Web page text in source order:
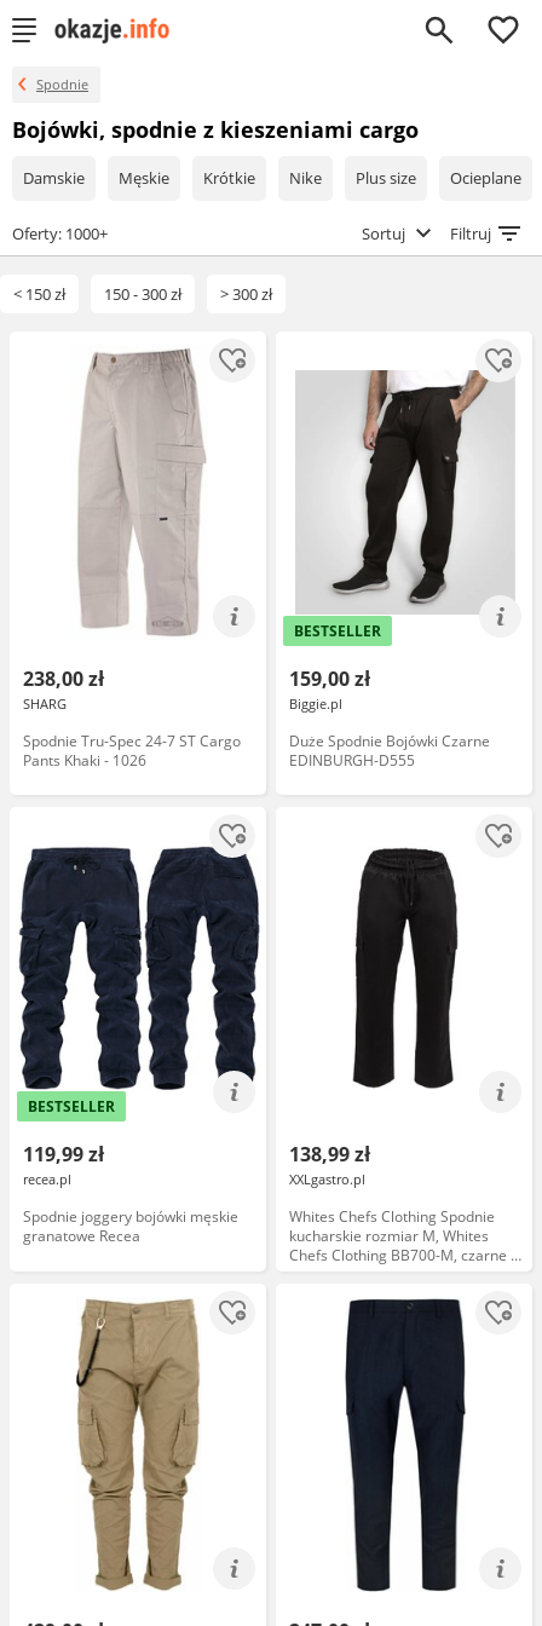
0
Spodnie
Bojówki, spodnie z kieszeniami cargo
Damskie Męskie Krótkie Nike Plus size Ocieplane
Oferty: 1000+ Sortuj Filtruj
< 150 zł 150 - 300 zł > 300 zł
238,00 zł
SHARG
Spodnie Tru-Spec 24-7 ST Cargo
Pants Khaki - 1026
BESTSELLER
159,00 zł
Biggie.pl
Duże Spodnie Bojówki Czarne
EDINBURGH-D555
BESTSELLER
119,99 zł
recea.pl
Spodnie joggery bojówki męskie
granatowe Recea
138,99 zł
XXLgastro.pl
Whites Chefs Clothing Spodnie
kucharskie rozmiar M, Whites
Chefs Clothing BB700-M, czarne I
Whites Chefs Clothing